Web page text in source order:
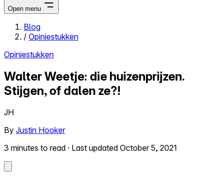
Open menu
Close menu
Self-service
Blog
/ Opiniestukken
Opiniestukken
Walter Weetje: die huizenprijzen.
Stijgen, of dalen ze?!
JH
By Justin Hooker
3 minutes to read · Last updated October 5, 2021